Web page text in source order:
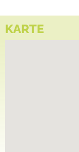
KARTE